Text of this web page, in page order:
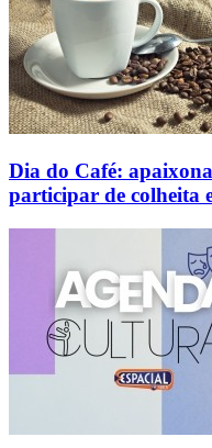
Dia do Café:
participar de colheita